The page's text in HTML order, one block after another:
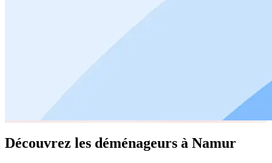
Découvrez les déménageurs à Namur